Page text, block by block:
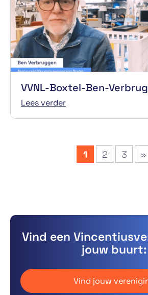
VVNL-Boxtel-Ben-
Lees verder
1 2 3 »
Vind een
jouw buurt:
Vind jouw